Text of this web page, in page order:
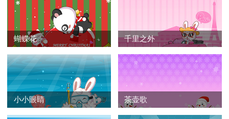
蝴蝶花 千里之外
小小眼睛 茶壶歌